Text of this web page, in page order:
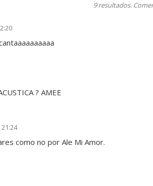
9 resultados.
? AMEE
como no por Ale Mi Amor.